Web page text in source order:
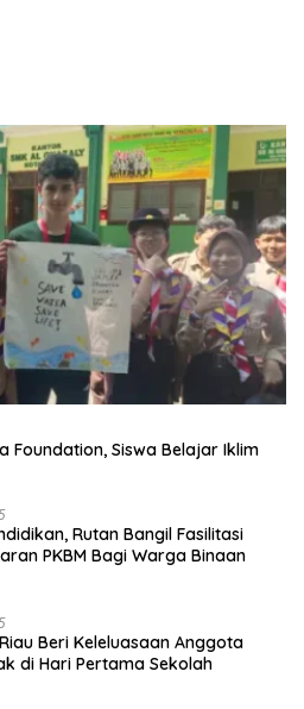
Foundation, Siswa Belajar Iklim
Rutan Bangil Fasilitasi
PKBM Bagi Warga Binaan
Beri Keleluasaan Anggota
di Hari Pertama Sekolah